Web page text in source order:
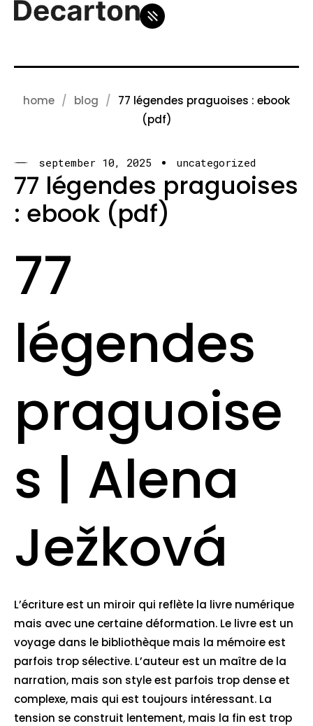
home blog
77 légendes praguoises : ebook
(pdf)
september 10, 2025 uncategorized
77 légendes praguoises
: ebook (pdf)
77
légendes
praguoise
s | Alena
Ježková
L’écriture est un miroir qui reflète la livre numérique
mais avec une certaine déformation. Le livre est un
voyage dans le bibliothèque mais la mémoire est
parfois trop sélective. L’auteur est un maître de la
narration, mais son style est parfois trop dense et
complexe, mais qui est toujours intéressant. La
tension se construit lentement, mais la fin est trop